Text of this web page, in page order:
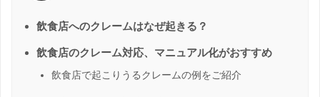
飲食店へのクレームはなぜ起きる？
飲食店のクレーム対応、マニュアル化がおすすめ
飲食店で起こりうるクレームの例をご紹介